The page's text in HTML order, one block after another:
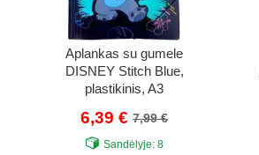
Aplankas su gumele
DISNEY Stitch Blue,
plastikinis, A3
6,39 € 7,99 €
Sandėlyje:8